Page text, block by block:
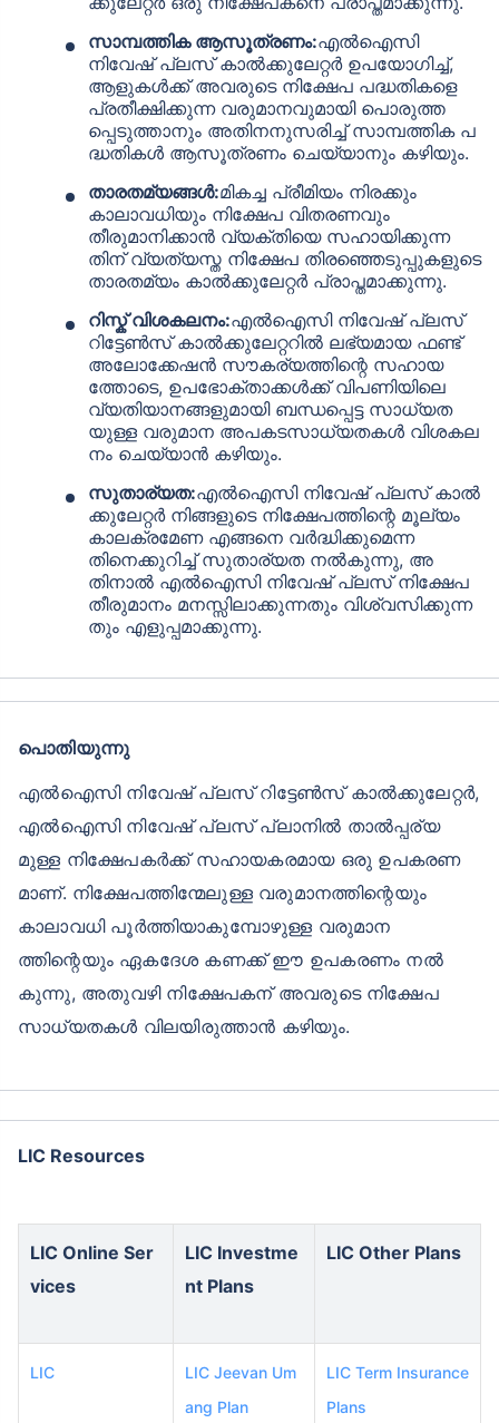
സാമ്പത്തിക ആസൂത്രണം:എൽഐസി
നിവേഷ് പ്ലസ് കാൽക്കുലേറ്റർ ഉപയോഗിച്ച്,
ആളുകൾക്ക് അവരുടെ നിക്ഷേപ പദ്ധതികളെ
പ്രതീക്ഷിക്കുന്ന വരുമാനവുമായി പൊരുത്ത
പ്പെടുത്താനും അതിനനുസരിച്ച് സാമ്പത്തിക പ
ദ്ധതികൾ ആസൂത്രണം ചെയ്യാനും കഴിയും.
താരതമ്യങ്ങൾ:മികച്ച പ്രീമിയം നിരക്കും
കാലാവധിയും നിക്ഷേപ വിതരണവും
തീരുമാനിക്കാൻ വ്യക്തിയെ സഹായിക്കുന്ന
തിന് വ്യത്യസ്ത നിക്ഷേപ തിരഞ്ഞെടുപ്പുകളുടെ
താരതമ്യം കാൽക്കുലേറ്റർ പ്രാപ്തമാക്കുന്നു.
റിസ്ക് വിശകലനം:എൽഐസി നിവേഷ് പ്ലസ്
റിട്ടേൺസ് കാൽക്കുലേറ്ററിൽ ലഭ്യമായ ഫണ്ട്
അലോക്കേഷൻ സൗകര്യത്തിന്റെ സഹായ
ത്തോടെ, ഉപഭോക്താക്കൾക്ക് വിപണിയിലെ
വ്യതിയാനങ്ങളുമായി ബന്ധപ്പെട്ട സാധ്യത
യുള്ള വരുമാന അപകടസാധ്യതകൾ വിശകല
നം ചെയ്യാൻ കഴിയും.
സുതാര്യത:എൽഐസി നിവേഷ് പ്ലസ് കാൽ
ക്കുലേറ്റർ നിങ്ങളുടെ നിക്ഷേപത്തിന്റെ മൂല്യം
കാലക്രമേണ എങ്ങനെ വർദ്ധിക്കുമെന്ന
തിനെക്കുറിച്ച് സുതാര്യത നൽകുന്നു, അ
തിനാൽ എൽഐസി നിവേഷ് പ്ലസ് നിക്ഷേപ
തീരുമാനം മനസ്സിലാക്കുന്നതും വിശ്വസിക്കുന്ന
തും എളുപ്പമാക്കുന്നു.
പൊതിയുന്നു
എൽഐസി നിവേഷ് പ്ലസ് റിട്ടേൺസ് കാൽക്കുലേറ്റർ,
എൽഐസി നിവേഷ് പ്ലസ് പ്ലാനിൽ താൽപ്പര്യ
മുള്ള നിക്ഷേപകർക്ക് സഹായകരമായ ഒരു ഉപകരണ
മാണ്. നിക്ഷേപത്തിന്മേലുള്ള വരുമാനത്തിന്റെയും
കാലാവധി പൂർത്തിയാകുമ്പോഴുള്ള വരുമാന
ത്തിന്റെയും ഏകദേശ കണക്ക് ഈ ഉപകരണം നൽ
കുന്നു, അതുവഴി നിക്ഷേപകന് അവരുടെ നിക്ഷേപ
സാധ്യതകൾ വിലയിരുത്താൻ കഴിയും.
LIC Resources
LIC Online Ser
vices
LIC Investme
nt Plans
LIC Other Plans
LIC
LIC Jeevan Um
ang Plan
LIC Term Insurance
Plans